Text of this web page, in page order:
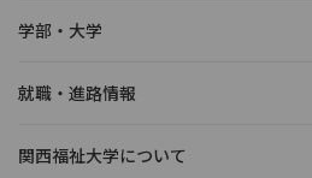
学部・大学
就職・進路情報
関西福祉大学について